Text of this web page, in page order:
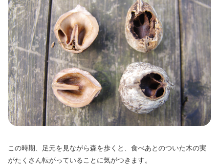
この時期、足元を見ながら森を歩くと、食べあとのついた木の実
がたくさん転がっていることに気がつきます。